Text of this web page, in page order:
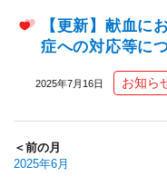
【更新】献血に
症への対応等に
2025年7月16日 お知ら
＜前の月
2025年6月